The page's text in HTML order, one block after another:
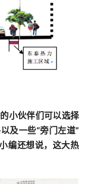
小伙伴们可以选择
及一些“旁门左道”
编还想说，这大热